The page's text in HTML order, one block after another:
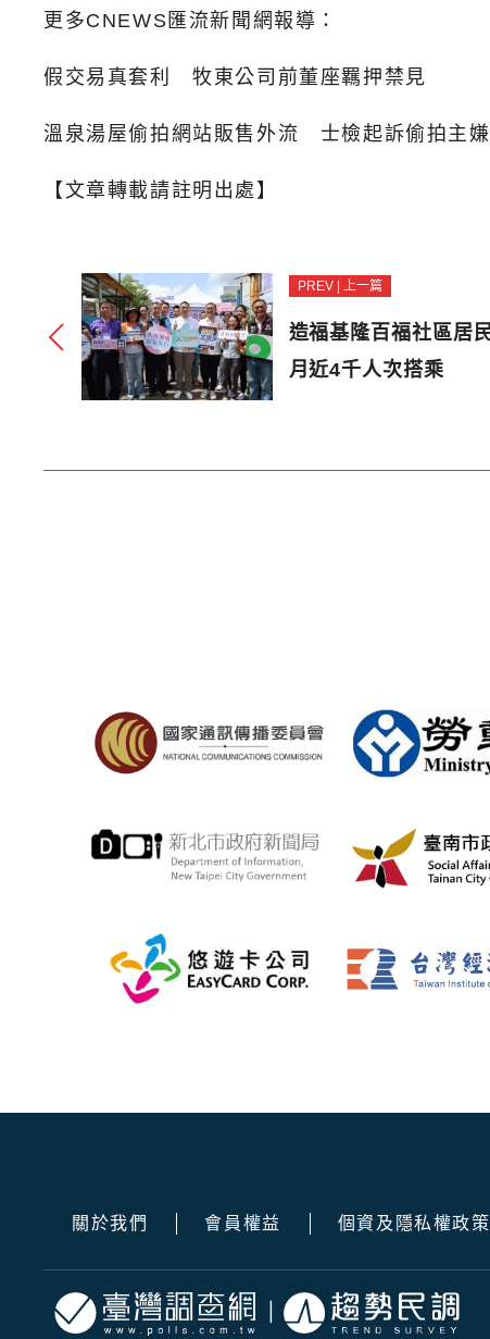
更多CNEWS匯流新聞網報導：
假交易真套利 牧東公司前董座羈押禁見
溫泉湯屋偷拍網站販售外流 士檢起訴偷拍主嫌
【文章轉載請註明出處】
PREV | 上一篇
造福基隆百福社區居
月近4千人次搭乘
關於我們 會員權益 個資及隱私權政策